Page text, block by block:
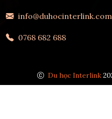
info@duhocinterlink.com
0768 682 688
Du học Interlink